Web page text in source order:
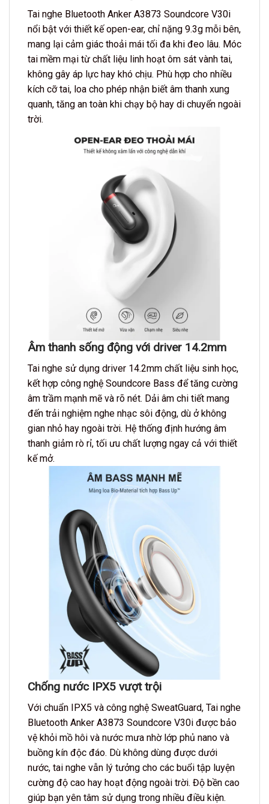
Tai nghe Bluetooth Anker A3873 Soundcore V30i
nổi bật với thiết kế open-ear, chỉ nặng 9.3g mỗi bên,
mang lại cảm giác thoải mái tối đa khi đeo lâu. Móc
tai mềm mại từ chất liệu linh hoạt ôm sát vành tai,
không gây áp lực hay khó chịu. Phù hợp cho nhiều
kích cỡ tai, loa cho phép nhận biết âm thanh xung
quanh, tăng an toàn khi chạy bộ hay di chuyển ngoài
trời.
Âm thanh sống động với driver 14.2mm
Tai nghe sử dụng driver 14.2mm chất liệu sinh học,
kết hợp công nghệ Soundcore Bass để tăng cường
âm trầm mạnh mẽ và rõ nét. Dải âm chi tiết mang
đến trải nghiệm nghe nhạc sôi động, dù ở không
gian nhỏ hay ngoài trời. Hệ thống định hướng âm
thanh giảm rò rỉ, tối ưu chất lượng ngay cả với thiết
kế mở.
Chống nước IPX5 vượt trội
Với chuẩn IPX5 và công nghệ SweatGuard, Tai nghe
Bluetooth Anker A3873 Soundcore V30i được bảo
vệ khỏi mồ hôi và nước mưa nhờ lớp phủ nano và
buồng kín độc đáo. Dù không dùng được dưới
nước, tai nghe vẫn lý tưởng cho các buổi tập luyện
cường độ cao hay hoạt động ngoài trời. Độ bền cao
giúp bạn yên tâm sử dụng trong nhiều điều kiện.